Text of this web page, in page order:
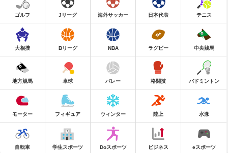
ゴルフ Jリーグ 海外サッカー 日本代表 テニス
大相撲 Bリーグ NBA ラグビー 中央競馬
地方競馬 卓球 バレー 格闘技 バドミントン
モーター フィギュア ウィンター 陸上 水泳
自転車 学生スポーツ Doスポーツ ビジネス eスポーツ